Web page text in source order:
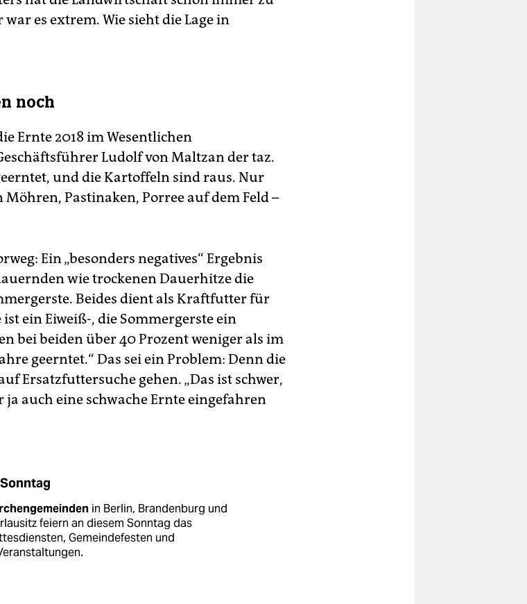
es extrem. Wie sieht die Lage in
noch
Ernte 2018 im Wesentlichen
Ludolf von Maltzan der taz.
und die Kartoffeln sind raus. Nur
Möhren, Pastinaken, Porree auf dem Feld –
Ein „besonders negatives“ Ergebnis
wie trockenen Dauerhitze die
Beides dient als Kraftfutter für
ein Eiweiß-, die Sommergerste ein
bei beiden über 40 Prozent weniger als im
geerntet.“ Das sei ein Problem: Denn die
Ersatzfuttersuche gehen. „Das ist schwer,
ja auch eine schwache Ernte eingefahren
in Berlin, Brandenburg und
feiern an diesem Sonntag das
Gemeindefesten und